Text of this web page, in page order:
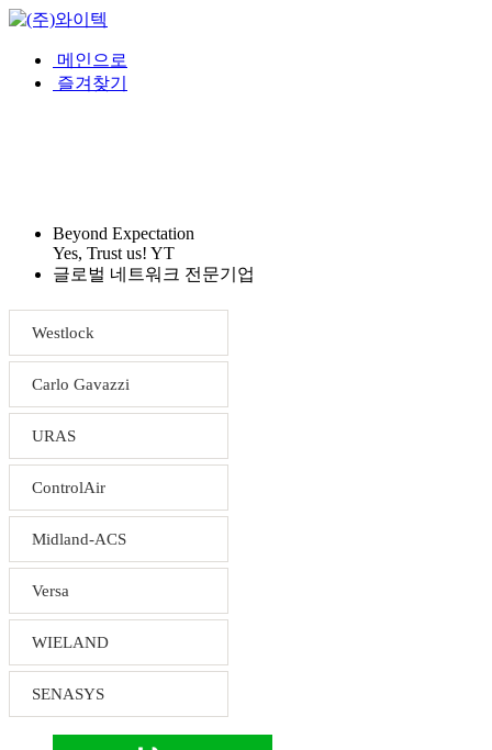
메인으로
즐겨찾기
Beyond Expectation
Yes, Trust us! YT
글로벌 네트워크 전문기업
Westlock
Carlo Gavazzi
URAS
ControlAir
Midland-ACS
Versa
WIELAND
SENASYS